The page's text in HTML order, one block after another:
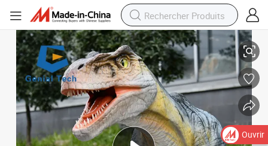
thème
Modèle de dinosaure animatronique décoration d&#039;animal de parc
Ouvrir